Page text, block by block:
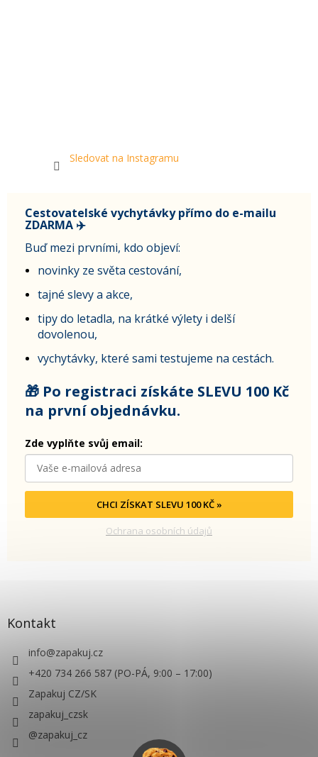
Sledovat na Instagramu
Cestovatelské vychytávky přímo do e-mailu
ZDARMA ✈️
Buď mezi prvními, kdo objeví:
novinky ze světa cestování,
tajné slevy a akce,
tipy do letadla, na krátké výlety i delší
dovolenou,
vychytávky, které sami testujeme na cestách.
🎁 Po registraci získáte SLEVU 100 Kč
na první objednávku.
Zde vyplňte svůj email:
CHCI ZÍSKAT SLEVU 100 KČ »
Ochrana osobních údajů
Kontakt
info@zapakuj.cz
+420 734 266 587 (PO-PÁ, 9:00 – 17:00)
Zapakuj CZ/SK
zapakuj_czsk
@zapakuj_cz